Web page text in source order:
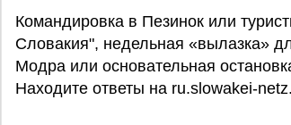
Командировка в Пезинок или
Словакия", недельная «вылазка»
Модра или основательная
Находите ответы на ru.slowakei-